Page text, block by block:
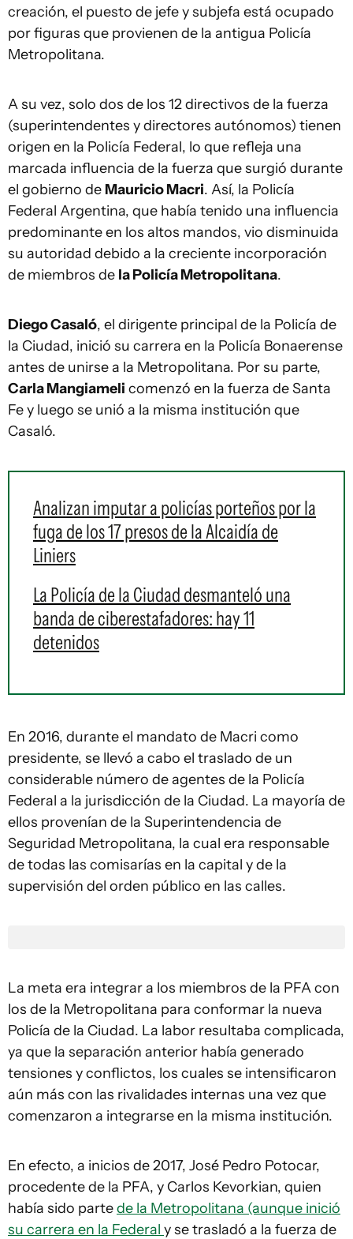
creación, el puesto de jefe y subjefa está ocupado
por figuras que provienen de la antigua Policía
Metropolitana.
A su vez, solo dos de los 12 directivos de la fuerza
(superintendentes y directores autónomos) tienen
origen en la Policía Federal, lo que refleja una
marcada influencia de la fuerza que surgió durante
el gobierno de Mauricio Macri. Así, la Policía
Federal Argentina, que había tenido una influencia
predominante en los altos mandos, vio disminuida
su autoridad debido a la creciente incorporación
de miembros de la Policía Metropolitana.
Diego Casaló, el dirigente principal de la Policía de
la Ciudad, inició su carrera en la Policía Bonaerense
antes de unirse a la Metropolitana. Por su parte,
Carla Mangiameli comenzó en la fuerza de Santa
Fe y luego se unió a la misma institución que
Casaló.
Analizan imputar a policías porteños por la
fuga de los 17 presos de la Alcaidía de
Liniers
La Policía de la Ciudad desmanteló una
banda de ciberestafadores: hay 11
detenidos
En 2016, durante el mandato de Macri como
presidente, se llevó a cabo el traslado de un
considerable número de agentes de la Policía
Federal a la jurisdicción de la Ciudad. La mayoría de
ellos provenían de la Superintendencia de
Seguridad Metropolitana, la cual era responsable
de todas las comisarías en la capital y de la
supervisión del orden público en las calles.
La meta era integrar a los miembros de la PFA con
los de la Metropolitana para conformar la nueva
Policía de la Ciudad. La labor resultaba complicada,
ya que la separación anterior había generado
tensiones y conflictos, los cuales se intensificaron
aún más con las rivalidades internas una vez que
comenzaron a integrarse en la misma institución.
En efecto, a inicios de 2017, José Pedro Potocar,
procedente de la PFA, y Carlos Kevorkian, quien
había sido partede la Metropolitana (aunque inició
su carrera en la Federal y se trasladó a la fuerza de